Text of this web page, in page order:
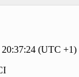
20:37:24 (UTC +1)